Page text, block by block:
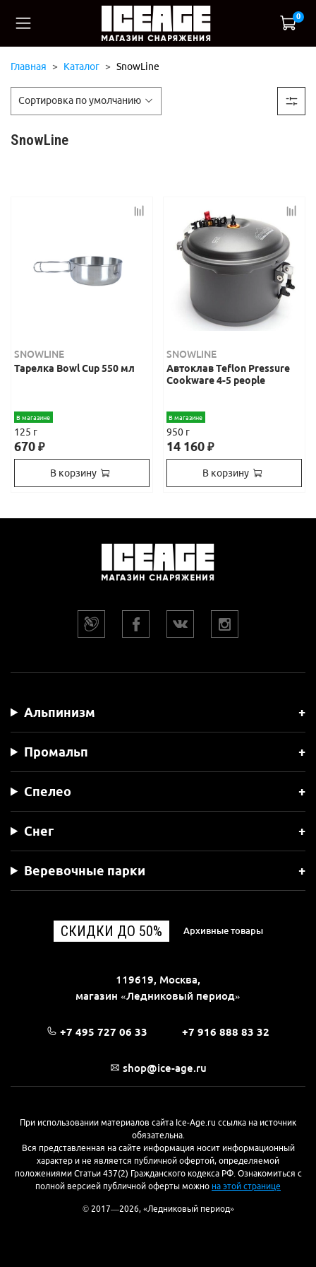
0
Главная Каталог SnowLine
SnowLine
SNOWLINE
Тарелка Bowl Cup 550 мл
В магазине
125 г
670₽
В корзину
SNOWLINE
Автоклав Teflon Pressure
Cookware 4-5 people
В магазине
950 г
14 160₽
В корзину
Альпинизм
Промальп
Спелео
Снег
Веревочные парки
СКИДКИ ДО 50% Архивные товары
119619, Москва,
магазин «Ледниковый период»
+7 495 727 06 33 +7 916 888 83 32
shop@ice-age.ru
При использовании материалов сайта Ice-Age.ru ссылка на источник
обязательна.
Вся представленная на сайте информация носит информационный
характер и не является публичной офертой, определяемой
положениями Статьи 437(2) Гражданского кодекса РФ. Ознакомиться с
полной версией публичной оферты можно на этой странице
© 2017—2026, «Ледниковый период»